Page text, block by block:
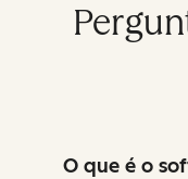
O que é o